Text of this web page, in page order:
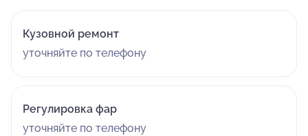
Кузовной ремонт
уточняйте по телефону
Регулировка фар
уточняйте по телефону